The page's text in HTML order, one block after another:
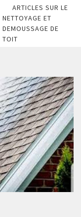
ARTICLES SUR LE
NETTOYAGE ET
DEMOUSSAGE DE
TOIT